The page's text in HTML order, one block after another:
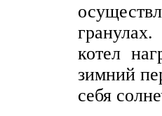
котел
зимний
себя